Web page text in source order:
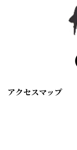
アクセスマップ